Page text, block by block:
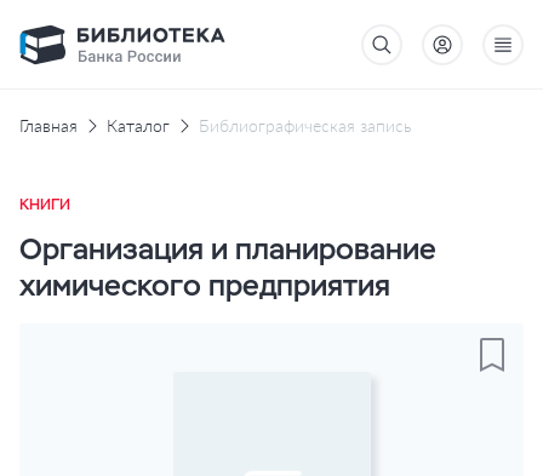
Главная Каталог Библиографическая запись
КНИГИ
Организация и планирование
химического предприятия